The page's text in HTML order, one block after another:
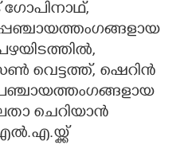
വെട്ടത്ത്, ഷെറിൻ
ചെറിയാൻ